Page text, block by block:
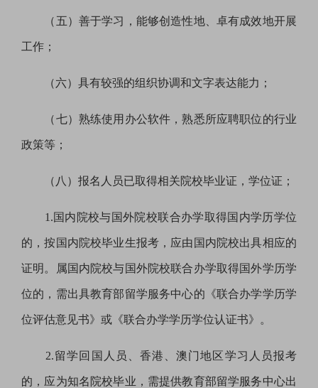
（五）善于学习，能够创造性地、卓有成效地开展
工作；
（六）具有较强的组织协调和文字表达能力；
（七）熟练使用办公软件，熟悉所应聘职位的行业
政策等；
（八）报名人员已取得相关院校毕业证，学位证；
1.国内院校与国外院校联合办学取得国内学历学位
的，按国内院校毕业生报考，应由国内院校出具相应的
证明。属国内院校与国外院校联合办学取得国外学历学
位的，需出具教育部留学服务中心的《联合办学学历学
位评估意见书》或《联合办学学历学位认证书》。
2.留学回国人员、香港、澳门地区学习人员报考
的，应为知名院校毕业，需提供教育部留学服务中心出